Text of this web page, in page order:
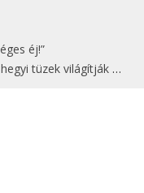
éj!”
világítják meg Zugspitzét